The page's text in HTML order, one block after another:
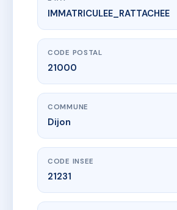
www.vme.plus/AC6730790
34 CARNOT
34 bd carnot
IMMATRICULEE_RATTACHEE
CODE POSTAL
21000
COMMUNE
Dijon
CODE INSEE
21231